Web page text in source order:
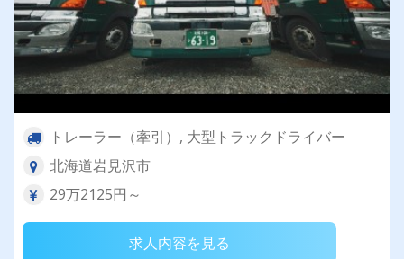
トレーラー（牽引）, 大型トラックドライバー
北海道岩見沢市
29万2125円～
求人内容を見る